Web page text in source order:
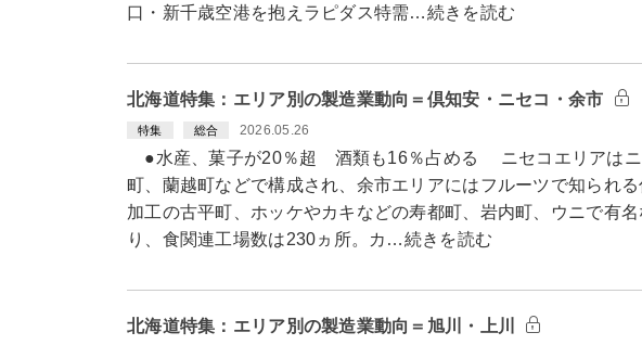
口・新千歳空港を抱えラピダス特需…続きを読む
北海道特集：エリア別の製造業動向＝倶知安・ニセコ・余市
特集 総合 2026.05.26
●水産、菓子が20％超 酒類も16％占める ニセコエリアはニ
町、蘭越町などで構成され、余市エリアにはフルーツで知られる
加工の古平町、ホッケやカキなどの寿都町、岩内町、ウニで有
り、食関連工場数は230ヵ所。カ…続きを読む
北海道特集：エリア別の製造業動向＝旭川・上川